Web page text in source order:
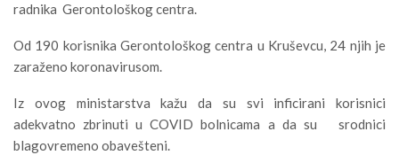
radnika Gerontološkog centra.
Od 190 korisnika Gerontološkog centra u Kruševcu, 24 njih je
zaraženo koronavirusom.
Iz ovog ministarstva kažu da su svi inficirani korisnici
adekvatno zbrinuti u COVID bolnicama a da su srodnici
blagovremeno obavešteni.